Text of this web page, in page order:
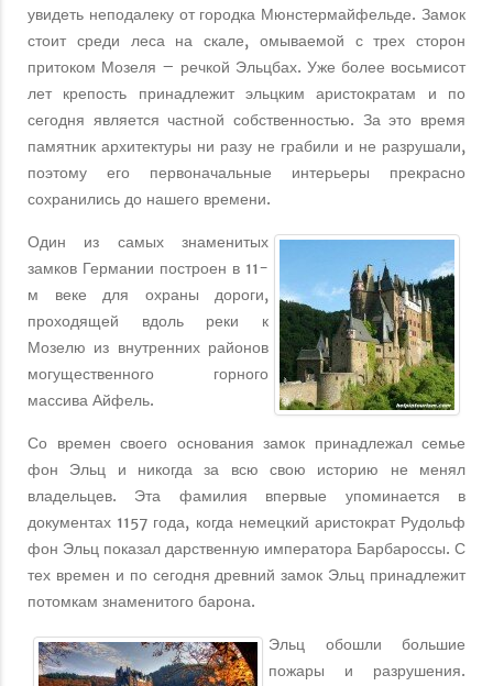
увидеть неподалеку от городка Мюнстермайфельде. Замок
стоит среди леса на скале, омываемой с трех сторон
притоком Мозеля – речкой Эльцбах. Уже более восьмисот
лет крепость принадлежит эльцким аристократам и по
сегодня является частной собственностью. За это время
памятник архитектуры ни разу не грабили и не разрушали,
поэтому его первоначальные интерьеры прекрасно
сохранились до нашего времени.
Один из самых знаменитых
замков Германии построен в 11-
м веке для охраны дороги,
проходящей вдоль реки к
Мозелю из внутренних районов
могущественного горного
массива Айфель.
Со времен своего основания замок принадлежал семье
фон Эльц и никогда за всю свою историю не менял
владельцев. Эта фамилия впервые упоминается в
документах 1157 года, когда немецкий аристократ Рудольф
фон Эльц показал дарственную императора Барбароссы. С
тех времен и по сегодня древний замок Эльц принадлежит
потомкам знаменитого барона.
Эльц обошли большие
пожары и разрушения.